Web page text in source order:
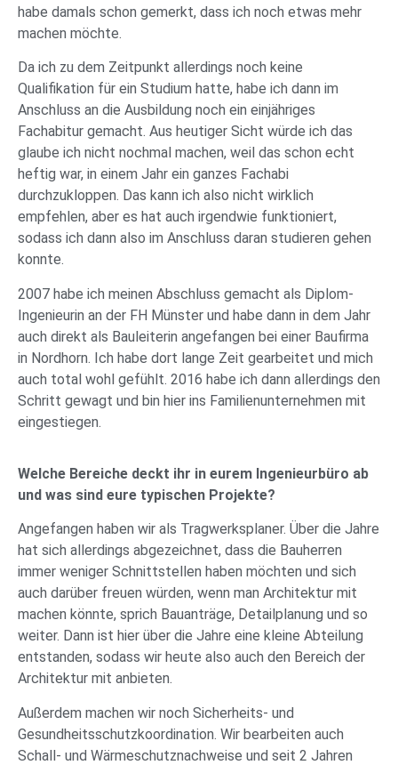
habe damals schon gemerkt, dass ich noch etwas mehr
machen möchte.
Da ich zu dem Zeitpunkt allerdings noch keine
Qualifikation für ein Studium hatte, habe ich dann im
Anschluss an die Ausbildung noch ein einjähriges
Fachabitur gemacht. Aus heutiger Sicht würde ich das
glaube ich nicht nochmal machen, weil das schon echt
heftig war, in einem Jahr ein ganzes Fachabi
durchzukloppen. Das kann ich also nicht wirklich
empfehlen, aber es hat auch irgendwie funktioniert,
sodass ich dann also im Anschluss daran studieren gehen
konnte.
2007 habe ich meinen Abschluss gemacht als Diplom-
Ingenieurin an der FH Münster und habe dann in dem Jahr
auch direkt als Bauleiterin angefangen bei einer Baufirma
in Nordhorn. Ich habe dort lange Zeit gearbeitet und mich
auch total wohl gefühlt. 2016 habe ich dann allerdings den
Schritt gewagt und bin hier ins Familienunternehmen mit
eingestiegen.
Welche Bereiche deckt ihr in eurem Ingenieurbüro ab
und was sind eure typischen Projekte?
Angefangen haben wir als Tragwerksplaner. Über die Jahre
hat sich allerdings abgezeichnet, dass die Bauherren
immer weniger Schnittstellen haben möchten und sich
auch darüber freuen würden, wenn man Architektur mit
machen könnte, sprich Bauanträge, Detailplanung und so
weiter. Dann ist hier über die Jahre eine kleine Abteilung
entstanden, sodass wir heute also auch den Bereich der
Architektur mit anbieten.
Außerdem machen wir noch Sicherheits- und
Gesundheitsschutzkoordination. Wir bearbeiten auch
Schall- und Wärmeschutznachweise und seit 2 Jahren